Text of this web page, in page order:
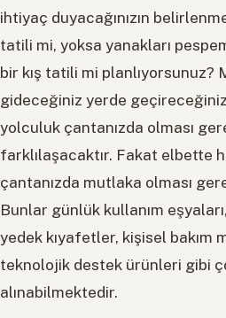
ihtiyaç duyacağınızın
tatili mi, yoksa yanakları
bir kış tatili mi planlıyorsunuz?
gideceğiniz yerde
yolculuk çantanızda olması
farklılaşacaktır. Fakat elbette
çantanızda mutlaka olması
Bunlar günlük kullanım
yedek kıyafetler, kişisel bakım
teknolojik destek ürünleri gibi
alınabilmektedir.